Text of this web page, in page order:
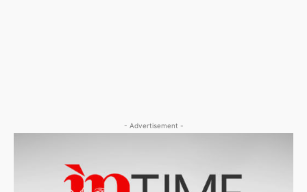
- Advertisement -